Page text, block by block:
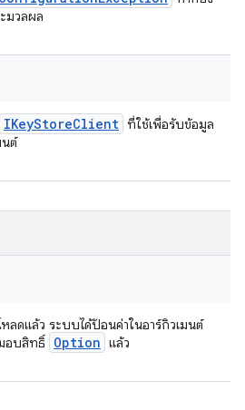
มวลผล
IKeyStoreClient ที่ใช้เพื่อรับข้อมูล
นต์
ลดแล้ว ระบบได้ป้อนค่าในอาร์กิวเมนต์
อบสิทธิ์
Option แล้ว